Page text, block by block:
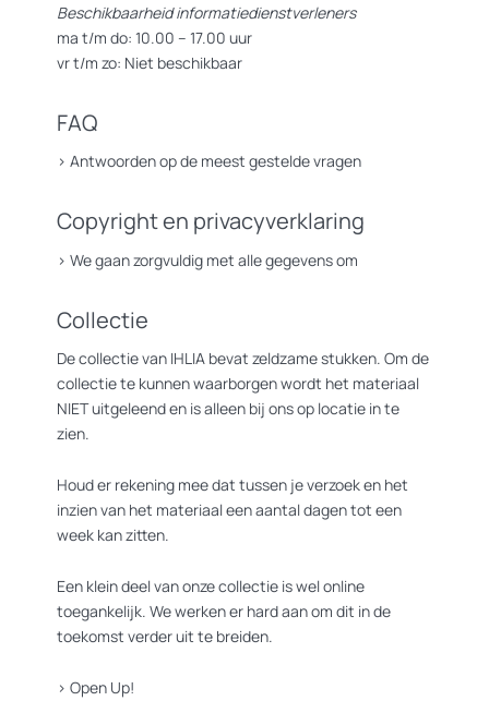
Beschikbaarheid informatiedienstverleners
ma t/m do: 10.00 – 17.00 uur
vr t/m zo: Niet beschikbaar
FAQ
> Antwoorden op de meest gestelde vragen
Copyright en privacyverklaring
> We gaan zorgvuldig met alle gegevens om
Collectie
De collectie van IHLIA bevat zeldzame stukken. Om de
collectie te kunnen waarborgen wordt het materiaal
NIET uitgeleend en is alleen bij ons op locatie in te
zien.
Houd er rekening mee dat tussen je verzoek en het
inzien van het materiaal een aantal dagen tot een
week kan zitten.
Een klein deel van onze collectie is wel online
toegankelijk. We werken er hard aan om dit in de
toekomst verder uit te breiden.
> Open Up!